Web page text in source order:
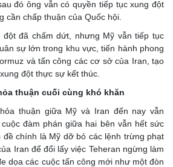
đó ông vẫn có quyền tiếp tục xung đột
cần chấp thuận của Quốc hội.
đột đã chấm dứt, nhưng Mỹ vẫn tiếp tục
sự lớn trong khu vực, tiến hành phong
và tấn công các cơ sở của Iran, tạo
đột thực sự kết thúc.
thuận cuối cùng khó khăn
thuận giữa Mỹ và Iran đến nay vẫn
đàm phán giữa hai bên vẫn hết sức
đề chính là Mỹ dỡ bỏ các lệnh trừng phạt
Iran để đổi lấy việc Teheran ngừng làm
dọa các cuộc tấn công mới như một đòn